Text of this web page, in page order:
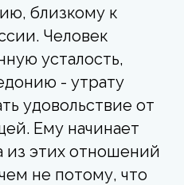
близкому к
Человек
усталость,
- утрату
удовольствие от
Ему начинает
из этих отношений
не потому, что